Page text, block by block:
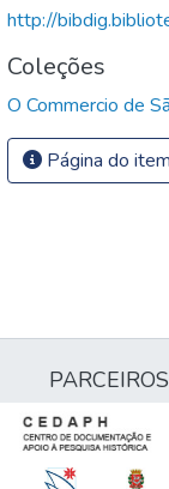
http://
Coleções
O Commercio de
Página do
PARCEIROS